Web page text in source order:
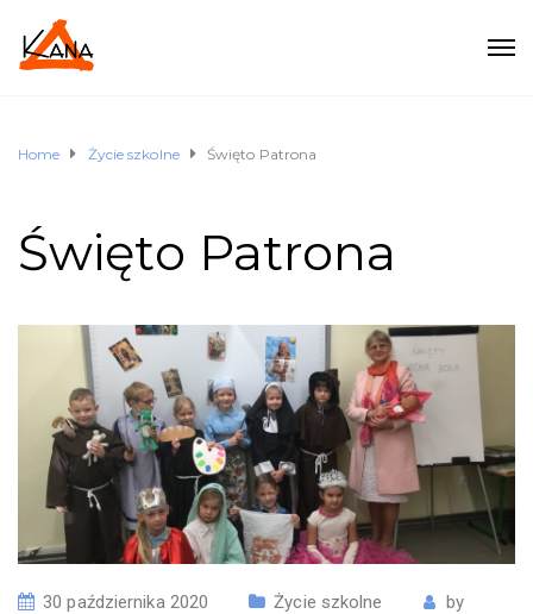
Home Życie szkolne Święto Patrona
Święto Patrona
30 października 2020 Życie szkolne
by